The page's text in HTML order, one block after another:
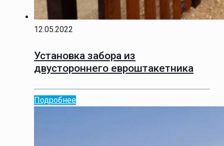
12.05.2022
Установка забора из
двустороннего евроштакетника
Подробнее